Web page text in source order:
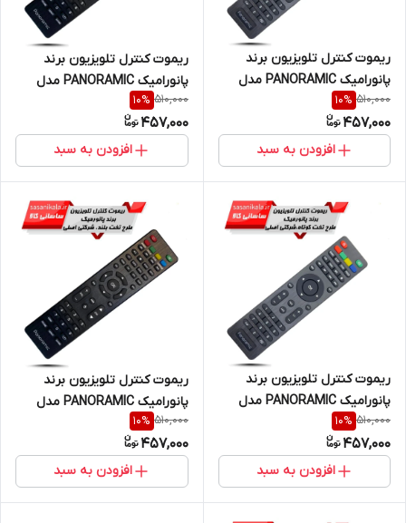
ریموت کنترل تلویزیون برند
پانورامیک PANORAMIC مدل
(اصلی)
510,000
10%
457,000
افزودن به سبد
ریموت کنترل تلویزیون برند
پانورامیک PANORAMIC مدل
kl7878 تخت بلند (اصلی)
510,000
10%
457,000
افزودن به سبد
ریموت کنترل تلویزیون برند
پانورامیک PANORAMIC مدل
FG3880 (اصلی)
510,000
10%
457,000
افزودن به سبد
ریموت کنترل تلویزیون برند
پانورامیک PANORAMIC مدل
ak9873456 تخت بلند (اصلی)
510,000
10%
457,000
افزودن به سبد